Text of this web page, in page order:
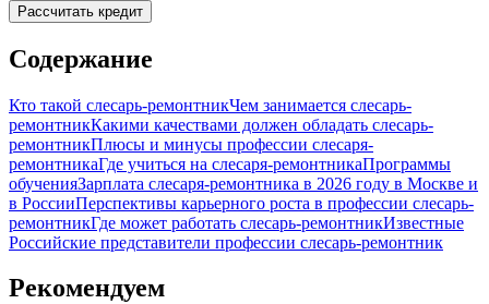
Рассчитать кредит
Содержание
Кто такой слесарь-ремонтникЧем занимается слесарь-
ремонтникКакими качествами должен обладать слесарь-
ремонтникПлюсы и минусы профессии слесаря-
ремонтникаГде учиться на слесаря-ремонтникаПрограммы
обученияЗарплата слесаря-ремонтника в 2026 году в Москве и
в РоссииПерспективы карьерного роста в профессии слесарь-
ремонтникГде может работать слесарь-ремонтникИзвестные
Российские представители профессии слесарь-ремонтник
Рекомендуем